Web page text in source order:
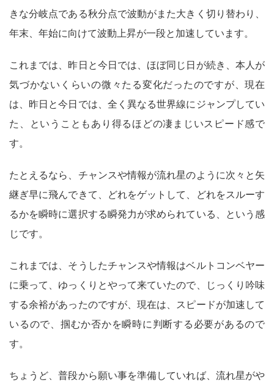
きな分岐点である秋分点で波動がまた大きく切り替わり、
年末、年始に向けて波動上昇が一段と加速しています。
これまでは、昨日と今日では、ほぼ同じ日が続き、本人が
気づかないくらいの微々たる変化だったのですが、現在
は、昨日と今日では、全く異なる世界線にジャンプしてい
た、ということもあり得るほどの凄まじいスピード感で
す。
たとえるなら、チャンスや情報が流れ星のように次々と矢
継ぎ早に飛んできて、どれをゲットして、どれをスルーす
るかを瞬時に選択する瞬発力が求められている、という感
じです。
これまでは、そうしたチャンスや情報はベルトコンベヤー
に乗って、ゆっくりとやって来ていたので、じっくり吟味
する余裕があったのですが、現在は、スピードが加速して
いるので、掴むか否かを瞬時に判断する必要があるので
す。
ちょうど、普段から願い事を準備していれば、流れ星がや